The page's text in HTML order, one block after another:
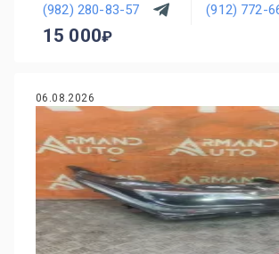
(982) 280-83-57 (912) 772-
15 000
06.08.2026